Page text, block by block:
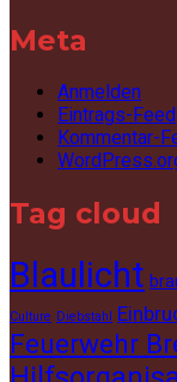
Meta
Anmelden
Eintrags-Feed
Kommentar-
Tag cloud
Blaulicht
Culture Diebstahl
Feuerwehr